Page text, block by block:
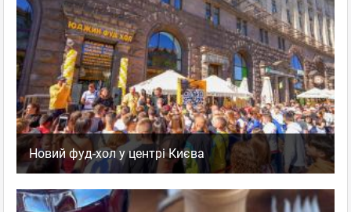
Новий фуд-хол у центрі Києва